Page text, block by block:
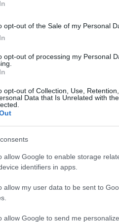
opt-out of the Sale of my Personal
opt-out of processing my Personal
opt-out of Collection, Use,
Data that Is Unrelated with
allow Google to enable storage
identifiers in apps.
allow my user data to be sent to
allow Google to send me
hónapokon át
egyértelművé teszi,
sor. A képviselő úgy
szakvéleményt, és az
kommunikáció, hogy a
azonban szerinte
egyszerűen
az 1 millió forintot,
jelenthetett az egriek